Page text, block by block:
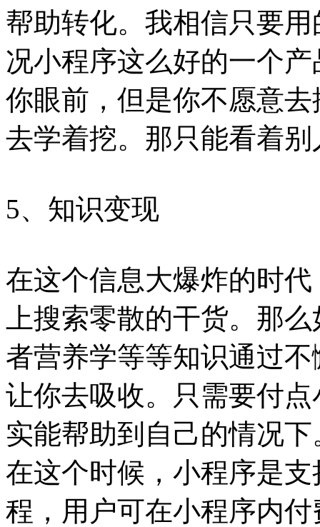
帮助转化。我相信只要
况小程序这么好的一个
你眼前，但是你不愿意
去学着挖。那只能看着
5、知识变现
在这个信息大爆炸的时
上搜索零散的干货。那
者营养学等等知识通过
让你去吸收。只需要付
实能帮助到自己的情况
在这个时候，小程序是
程，用户可在小程序内